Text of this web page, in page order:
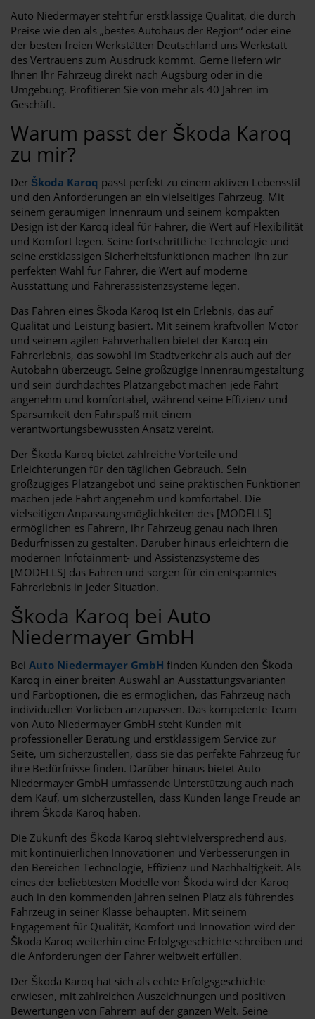
Auto Niedermayer steht für erstklassige Qualität, die durch
Preise wie den als „bestes Autohaus der Region“ oder eine
der besten freien Werkstätten Deutschland uns Werkstatt
des Vertrauens zum Ausdruck kommt. Gerne liefern wir
Ihnen Ihr Fahrzeug direkt nach Augsburg oder in die
Umgebung. Profitieren Sie von mehr als 40 Jahren im
Geschäft.
Warum passt der Škoda Karoq
zu mir?
Der Škoda Karoq passt perfekt zu einem aktiven Lebensstil
und den Anforderungen an ein vielseitiges Fahrzeug. Mit
seinem geräumigen Innenraum und seinem kompakten
Design ist der Karoq ideal für Fahrer, die Wert auf Flexibilität
und Komfort legen. Seine fortschrittliche Technologie und
seine erstklassigen Sicherheitsfunktionen machen ihn zur
perfekten Wahl für Fahrer, die Wert auf moderne
Ausstattung und Fahrerassistenzsysteme legen.
Das Fahren eines Škoda Karoq ist ein Erlebnis, das auf
Qualität und Leistung basiert. Mit seinem kraftvollen Motor
und seinem agilen Fahrverhalten bietet der Karoq ein
Fahrerlebnis, das sowohl im Stadtverkehr als auch auf der
Autobahn überzeugt. Seine großzügige Innenraumgestaltung
und sein durchdachtes Platzangebot machen jede Fahrt
angenehm und komfortabel, während seine Effizienz und
Sparsamkeit den Fahrspaß mit einem
verantwortungsbewussten Ansatz vereint.
Der Škoda Karoq bietet zahlreiche Vorteile und
Erleichterungen für den täglichen Gebrauch. Sein
großzügiges Platzangebot und seine praktischen Funktionen
machen jede Fahrt angenehm und komfortabel. Die
vielseitigen Anpassungsmöglichkeiten des [MODELLS]
ermöglichen es Fahrern, ihr Fahrzeug genau nach ihren
Bedürfnissen zu gestalten. Darüber hinaus erleichtern die
modernen Infotainment- und Assistenzsysteme des
[MODELLS] das Fahren und sorgen für ein entspanntes
Fahrerlebnis in jeder Situation.
Škoda Karoq bei Auto
Niedermayer GmbH
Bei Auto Niedermayer GmbH finden Kunden den Škoda
Karoq in einer breiten Auswahl an Ausstattungsvarianten
und Farboptionen, die es ermöglichen, das Fahrzeug nach
individuellen Vorlieben anzupassen. Das kompetente Team
von Auto Niedermayer GmbH steht Kunden mit
professioneller Beratung und erstklassigem Service zur
Seite, um sicherzustellen, dass sie das perfekte Fahrzeug für
ihre Bedürfnisse finden. Darüber hinaus bietet Auto
Niedermayer GmbH umfassende Unterstützung auch nach
dem Kauf, um sicherzustellen, dass Kunden lange Freude an
ihrem Škoda Karoq haben.
Die Zukunft des Škoda Karoq sieht vielversprechend aus,
mit kontinuierlichen Innovationen und Verbesserungen in
den Bereichen Technologie, Effizienz und Nachhaltigkeit. Als
eines der beliebtesten Modelle von Škoda wird der Karoq
auch in den kommenden Jahren seinen Platz als führendes
Fahrzeug in seiner Klasse behaupten. Mit seinem
Engagement für Qualität, Komfort und Innovation wird der
Škoda Karoq weiterhin eine Erfolgsgeschichte schreiben und
die Anforderungen der Fahrer weltweit erfüllen.
Der Škoda Karoq hat sich als echte Erfolgsgeschichte
erwiesen, mit zahlreichen Auszeichnungen und positiven
Bewertungen von Fahrern auf der ganzen Welt. Seine